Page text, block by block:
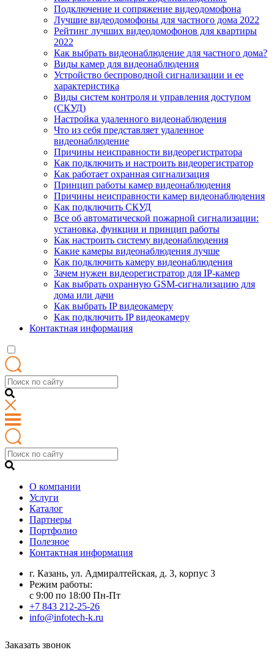
Подключение и сопряжение видеодомофона
Лучшие видеодомофоны для частного дома 2022
Рейтинг лучших видеодомофонов для квартиры
2022
Как выбрать видеонаблюдение для частного дома?
Виды камер для видеонаблюдения
Устройство беспроводной сигнализации и ее
характеристика
Виды систем контроля и управления доступом
(СКУД)
Настройка удаленного видеонаблюдения
Что из себя представляет удаленное
видеонаблюдение
Причины неисправности видеорегистратора
Как подключить и настроить видеорегистратор
Как работает охранная сигнализация
Принцип работы камер видеонаблюдения
Причины неисправности камер видеонаблюдения
Как подключить СКУД
Все об автоматической пожарной сигнализации:
установка, функции и принцип работы
Как настроить систему видеонаблюдения
Какие камеры видеонаблюдения лучше
Как подключить камеру видеонаблюдения
Зачем нужен видеорегистратор для IP-камер
Как выбрать охранную GSM-сигнализацию для
дома или дачи
Как выбрать IP видеокамеру
Как подключить IP видеокамеру
Контактная информация
О компании
Услуги
Каталог
Партнеры
Портфолио
Полезное
Контактная информация
г. Казань, ул. Адмиралтейская, д. 3, корпус 3
Режим работы:
с 9:00 по 18:00 Пн-Пт
+7 843 212-25-26
info@infotech-k.ru
Заказать звонок